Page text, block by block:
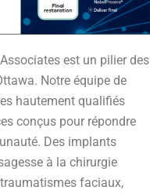
est un pilier des
Notre équipe de
hautement qualifiés
conçus pour répondre
Des implants
à la chirurgie
faciaux,